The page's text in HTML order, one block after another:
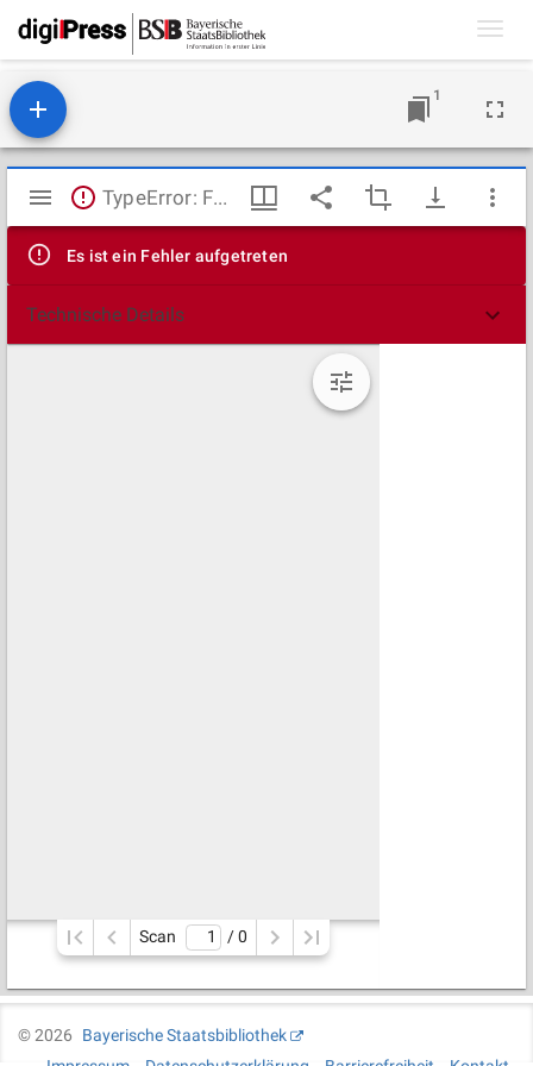
1
Mirador
Viewer
TypeError: Failed to fetch
Es ist ein Fehler aufgetreten
Technische Details
Scan / 0
©2026
Bayerische Staatsbibliothek